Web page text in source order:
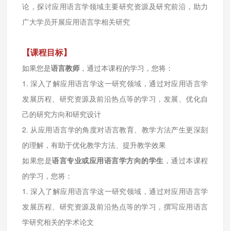
论，探讨应用语言学领域主要研究资源及研究前沿，助力
广大学员开展应用语言学相关研究
【课程目标】
如果您是语言教师 ，通过本课程的学习，您将：
1. 深入了解应用语言学这一研究领域，通过对应用语言学
发展历程、研究资源及前沿热点等的学习，发展、优化自
己的研究方向和研究设计
2. 从应用语言学的角度对语言教育、教学方法产生更深刻
的理解，有助于优化教学方法、提升教学效果
如果您是语言专业或应用语言学方向的学生 ，通过本课程
的学习，您将：
1. 深入了解应用语言学这一研究领域，通过对应用语言学
发展历程、研究资源及前沿热点等的学习，撰写应用语言
学研究相关的学术论文